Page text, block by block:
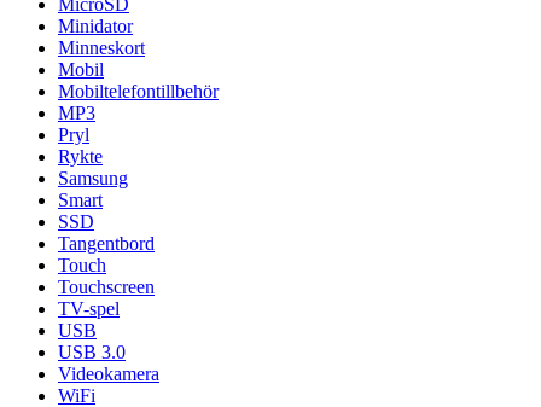
Minidator
Minneskort
Mobil
Mobiltelefontillbehör
MP3
Pryl
Rykte
Samsung
Smart
SSD
Tangentbord
Touch
Touchscreen
TV-spel
USB
USB 3.0
Videokamera
WiFi